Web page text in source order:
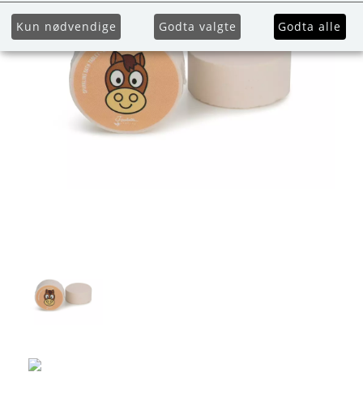
Kun nødvendige Godta valgte Godta alle